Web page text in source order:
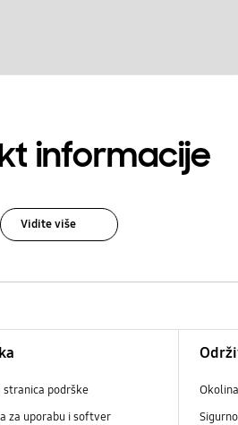
informacije
Vidite više
stranica podrške
za uporabu i softver
Okolina